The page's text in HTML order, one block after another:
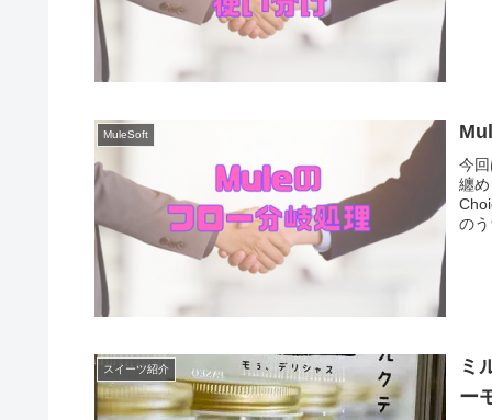
MuleSoft
今
纏
の
スイーツ紹介
ミ
ー